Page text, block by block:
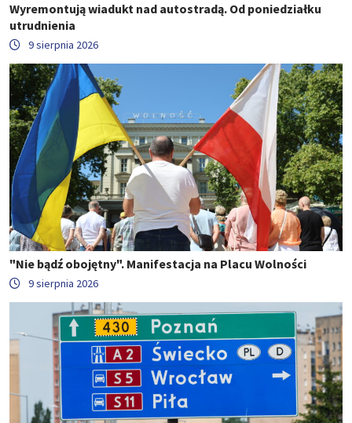
Wyremontują wiadukt nad autostradą. Od poniedziałku
utrudnienia
9 sierpnia 2026
"Nie bądź obojętny". Manifestacja na Placu Wolności
9 sierpnia 2026